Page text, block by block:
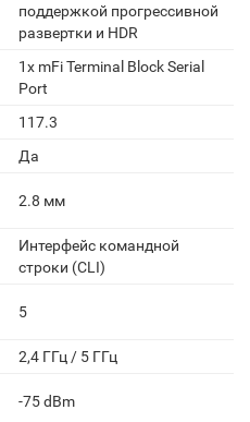
поддержкой прогрессивной
развертки и HDR
1х mFi Terminal Block Serial
Port
117.3
Да
2.8 мм
Интерфейс командной
строки (CLI)
5
2,4 ГГц / 5 ГГц
-75 dBm